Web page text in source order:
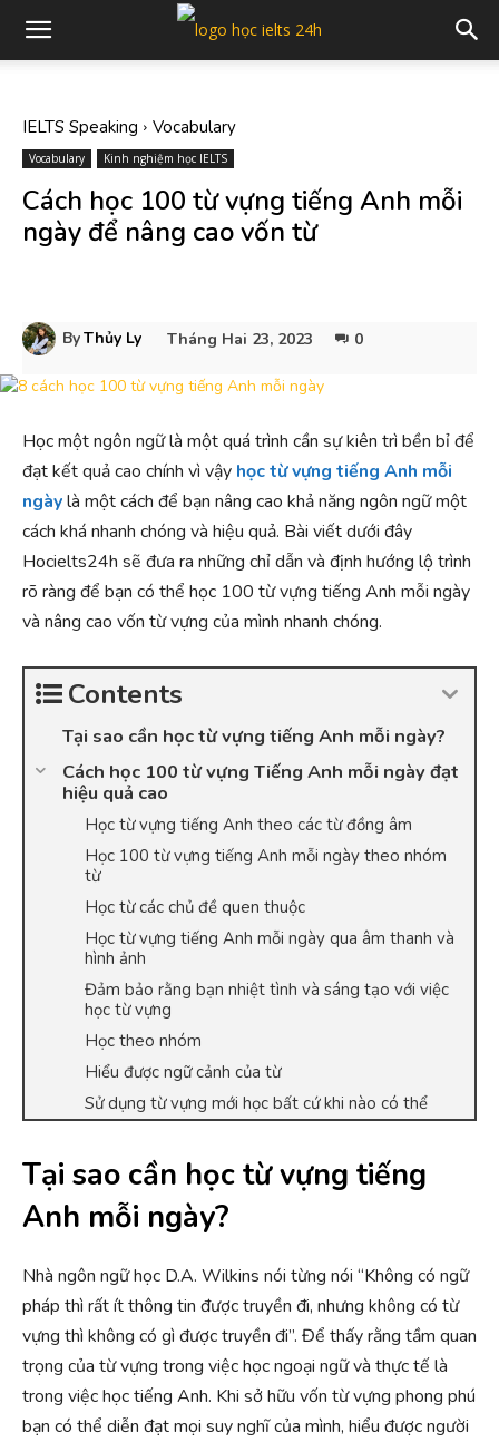
IELTS Speaking Vocabulary
Vocabulary Kinh nghiệm học IELTS
Cách học 100 từ vựng tiếng Anh mỗi
ngày để nâng cao vốn từ
ByThủy Ly Tháng Hai 23, 2023 0
Học một ngôn ngữ là một quá trình cần sự kiên trì bền bỉ để
đạt kết quả cao chính vì vậy học từ vựng tiếng Anh mỗi
ngàylà một cách để bạn nâng cao khả năng ngôn ngữ một
cách khá nhanh chóng và hiệu quả. Bài viết dưới đây
Hocielts24h sẽ đưa ra những chỉ dẫn và định hướng lộ trình
rõ ràng để bạn có thể học 100 từ vựng tiếng Anh mỗi ngày
và nâng cao vốn từ vựng của mình nhanh chóng.
Contents
Tại sao cần học từ vựng tiếng Anh mỗi ngày?
Cách học 100 từ vựng Tiếng Anh mỗi ngày đạt
hiệu quả cao
Học từ vựng tiếng Anh theo các từ đồng âm
Học 100 từ vựng tiếng Anh mỗi ngày theo nhóm
từ
Học từ các chủ đề quen thuộc
Học từ vựng tiếng Anh mỗi ngày qua âm thanh và
hình ảnh
Đảm bảo rằng bạn nhiệt tình và sáng tạo với việc
học từ vựng
Học theo nhóm
Hiểu được ngữ cảnh của từ
Sử dụng từ vựng mới học bất cứ khi nào có thể
Tại sao cần học từ vựng tiếng
Anh mỗi ngày?
Nhà ngôn ngữ học D.A. Wilkins nói từng nói “Không có ngữ
pháp thì rất ít thông tin được truyền đi, nhưng không có từ
vựng thì không có gì được truyền đi”. Để thấy rằng tầm quan
trọng của từ vựng trong việc học ngoại ngữ và thực tế là
trong việc học tiếng Anh. Khi sở hữu vốn từ vựng phong phú
bạn có thể diễn đạt mọi suy nghĩ của mình, hiểu được người